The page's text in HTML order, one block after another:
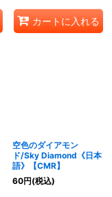
カートに入れる
空色のダイアモン
ド/Sky Diamond《日本
語》【CMR】
60円(税込)